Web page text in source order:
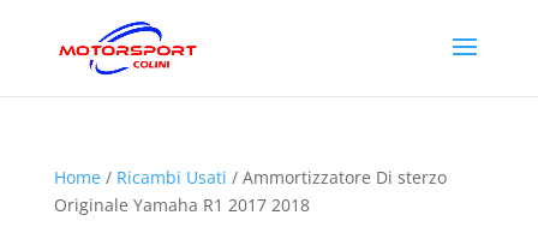
Home/ Ricambi Usati / Ammortizzatore Di sterzo
Originale Yamaha R1 2017 2018